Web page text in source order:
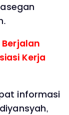
Kerja
informasi